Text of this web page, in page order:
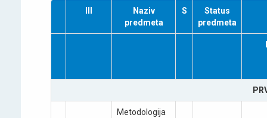
Naziv
predmeta
S
Status
predmeta
Metodologija